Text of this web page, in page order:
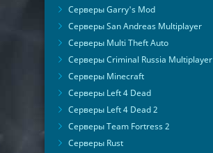
Серверы Garry's Mod
Серверы San Andreas Multiplayer
Серверы Multi Theft Auto
Серверы Criminal Russia Multiplayer
Серверы Minecraft
Серверы Left 4 Dead
Серверы Left 4 Dead 2
Серверы Team Fortress 2
Серверы Rust